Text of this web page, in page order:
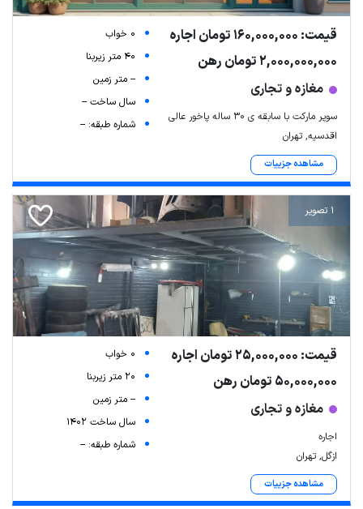
قیمت: 160,000,000 تومان اجاره
2,000,000,000 تومان رهن
مغازه و تجاری
سوپر مارکت با سابقه ی ۳۰ ساله پاخور عالی
اقدسیه, تهران
مشاهده جزییات
0 خواب
40 متر زیربنا
-- متر زمین
سال ساخت --
شماره طبقه: --
1 تصویر
قیمت: 25,000,000 تومان اجاره
50,000,000 تومان رهن
مغازه و تجاری
اجاره
ازگل, تهران
مشاهده جزییات
0 خواب
20 متر زیربنا
-- متر زمین
سال ساخت 1402
شماره طبقه: --